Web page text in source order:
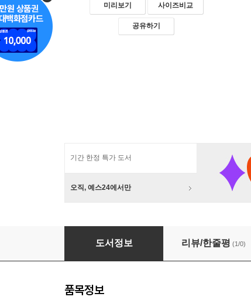
미리보기 사이즈비교
공유하기
기간 한정 특가 도서
오직, 예스24에서만
여성의 권리 옹호
도서정보 리뷰/한줄평 (1/0)
품목정보